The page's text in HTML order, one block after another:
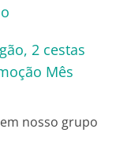
2 cestas
Mês
nosso grupo